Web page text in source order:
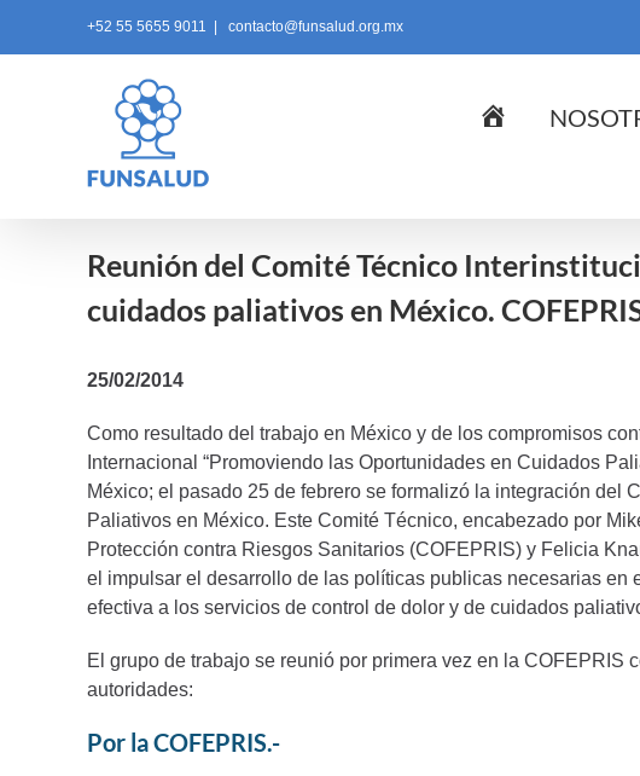
+52 55 5655 9011 contacto@funsalud.org.mx
Inicio
Reunión del Comité Técnico
cuidados paliativos en México.
25/02/2014
Como resultado del trabajo en México y de los compromisos
Internacional “Promoviendo las Oportunidades en Cuidados
México; el pasado 25 de febrero se formalizó la integración del
Paliativos en México. Este Comité Técnico, encabezado por
Protección contra Riesgos Sanitarios (COFEPRIS) y Felicia
el impulsar el desarrollo de las políticas publicas necesarias en
efectiva a los servicios de control de dolor y de cuidados
El grupo de trabajo se reunió por primera vez en la
autoridades:
Por la COFEPRIS.-